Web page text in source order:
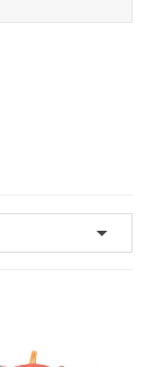
